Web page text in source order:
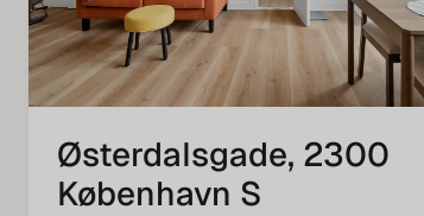
Østerdalsgade, 2300
København S